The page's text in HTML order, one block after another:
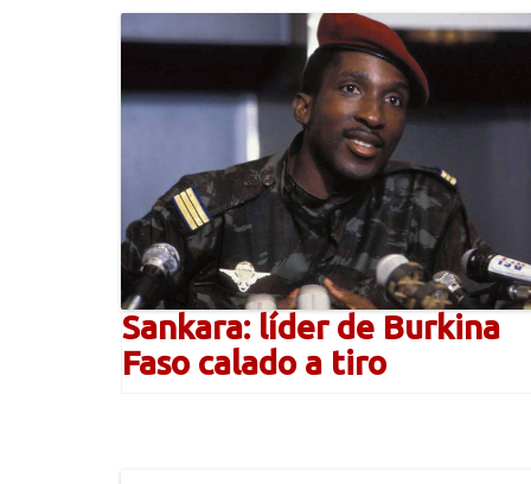
Sankara: líder de Burkina
Faso calado a tiro